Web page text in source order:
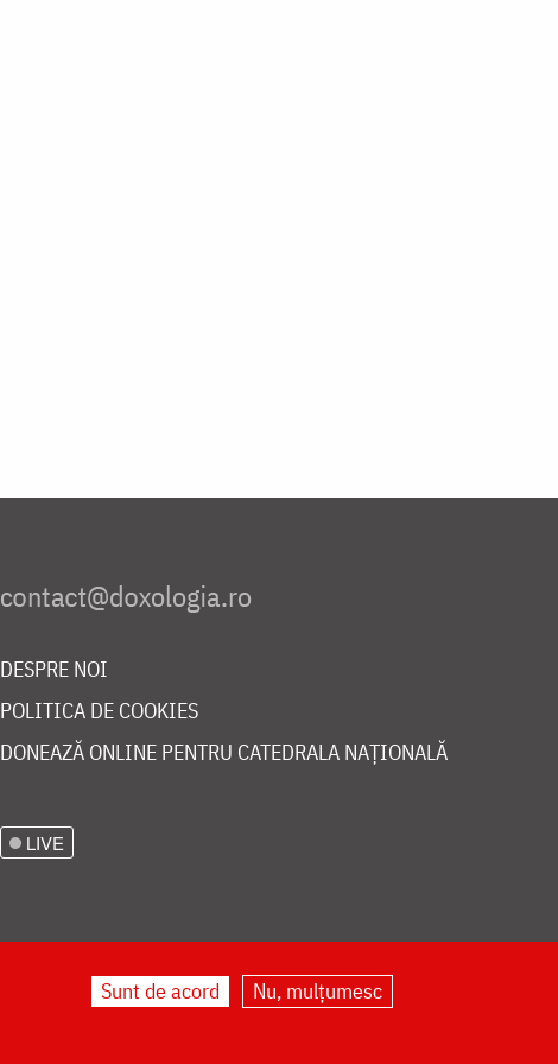
DESPRE NOI
POLITICA DE COOKIES
DONEAZĂ ONLINE PENTRU CATEDRALA NAȚIONALĂ
LIVE
Sunt de acord Nu, mulțumesc